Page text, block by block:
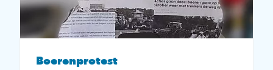
Boerenprotest